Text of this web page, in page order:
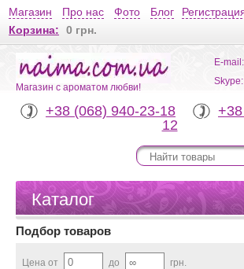
Магазин Про нас Фото Блог
Корзина:
0 грн.
Магазин с ароматом любви!
+38 (068) 940-23-18
12
E-
Skype:
Каталог
Подбор товаров
Цена от до грн.